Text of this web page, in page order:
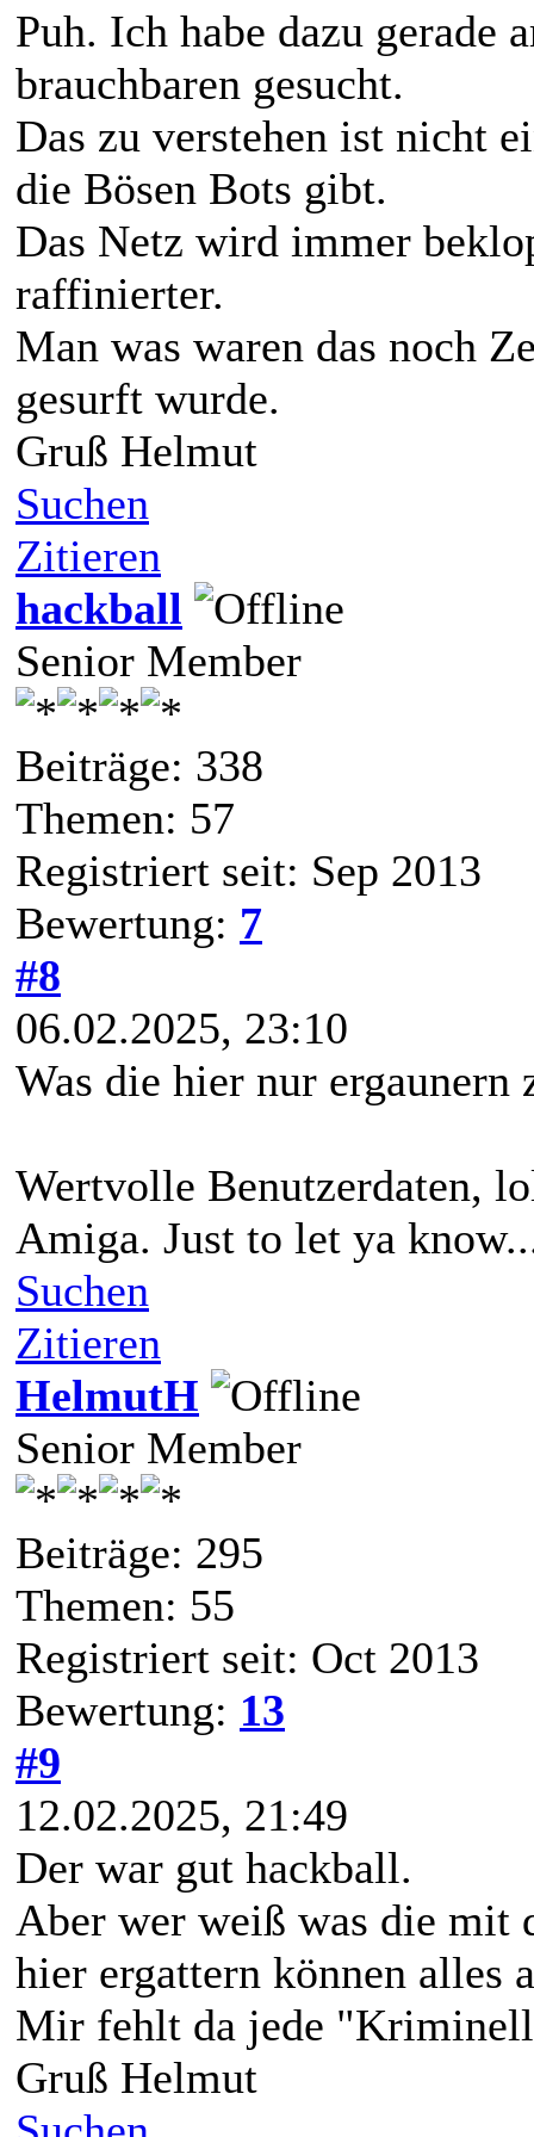
Puh. Ich habe dazu gerade
brauchbaren gesucht.
Das zu verstehen ist nicht
die Bösen Bots gibt.
Das Netz wird immer
raffinierter.
Man was waren das noch
gesurft wurde.
Gruß Helmut
Suchen
Zitieren
hackball
Senior Member
Beiträge: 338
Themen: 57
Registriert seit: Sep 2013
Bewertung: 7
#8
06.02.2025, 23:10
Was die hier nur ergaunern
Wertvolle Benutzerdaten,
Amiga. Just to let ya
Suchen
Zitieren
HelmutH
Senior Member
Beiträge: 295
Themen: 55
Registriert seit: Oct 2013
Bewertung: 13
#9
12.02.2025, 21:49
Der war gut hackball.
Aber wer weiß was die mit
hier ergattern können alles
Mir fehlt da jede
Gruß Helmut